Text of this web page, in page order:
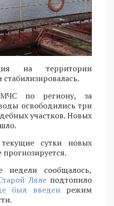
на территории
по региону, за
освободились три
участков. Новых
сутки новых
сообщалось,
Лялеподтопило
был введенрежим